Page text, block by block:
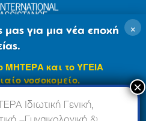
Ιδιωτική Γενική,
×
μας για μια νέα εποχή
ΜΗΤΕΡΑ και το ΥΓΕΙΑ
νοσοκομείο.
σε φάση ανανέωσης
μήνες θα ενσωματωθεί